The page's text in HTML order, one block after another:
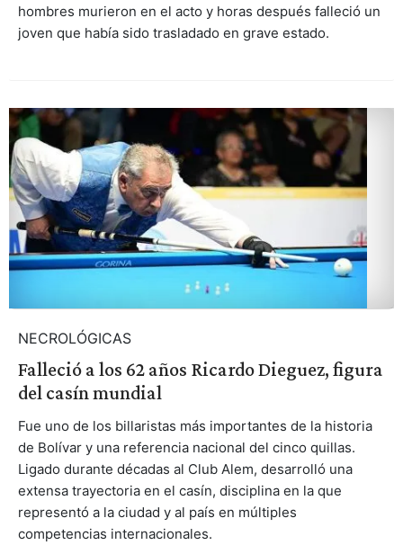
hombres murieron en el acto y horas después falleció un
joven que había sido trasladado en grave estado.
NECROLÓGICAS
Falleció a los 62 años Ricardo Dieguez, figura
del casín mundial
Fue uno de los billaristas más importantes de la historia
de Bolívar y una referencia nacional del cinco quillas.
Ligado durante décadas al Club Alem, desarrolló una
extensa trayectoria en el casín, disciplina en la que
representó a la ciudad y al país en múltiples
competencias internacionales.